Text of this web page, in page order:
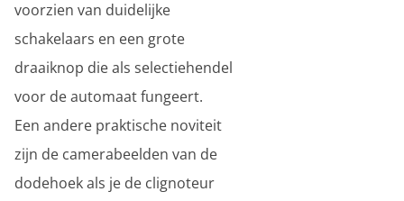
voorzien van duidelijke
schakelaars en een grote
draaiknop die als selectiehendel
voor de automaat fungeert.
Een andere praktische noviteit
zijn de camerabeelden van de
dodehoek als je de clignoteur